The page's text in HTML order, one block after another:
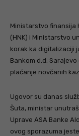
Ministarstvo
(HNK) i Ministarstvo
korak ka digitalizaciji
Bankom d.d.
plaćanje novčanih
Ugovor su danas
Šuta, ministar
Uprave ASA Banke
ovog sporazuma